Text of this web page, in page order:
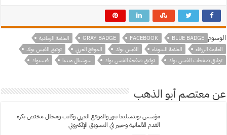
الوسوم BLUE BADGE
FACEBOOK
GRAY BADGE
العلامة الرمادية
العلامة الزرقاء
العلامة السوداء الفيس بوك الموقع العربي
توثيق الفيس بوك
توثيق صفحات الفيس بوك
توثيق صفحة الفيس بوك سوشيال ميديا فيسبوك
عن معتصم أبو الذهب
مؤسس بوندسليغا نيوز والموقع العربي وكاتب ومحلل مختص بكرة
القدم الألمانية وخبير في التسويق الإلكتروني